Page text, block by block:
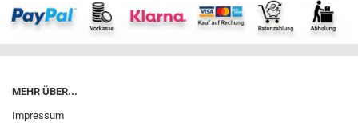
MEHR ÜBER...
Impressum